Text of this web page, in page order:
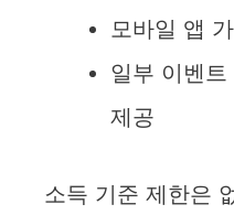
모바일 앱
일부 이벤
제공
소득 기준 제한은